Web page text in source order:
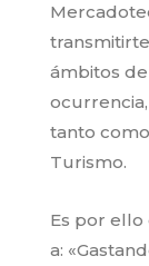
ámbitos
tanto
Turismo.
Es por
a: